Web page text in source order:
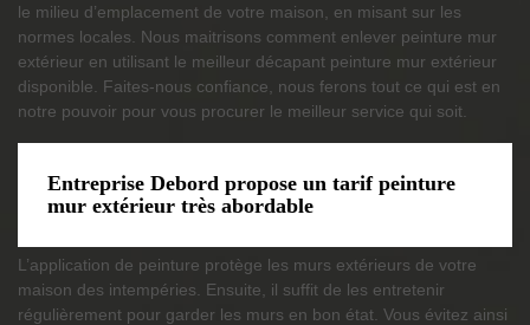
le milieu d’emplacement de votre maison, en misant sur les
normes locales. Nous maitrisons comment enlever peinture mur
extérieur en utilisant le meilleur décapant peinture mur extérieur
disponible. Faites-nous confiance, nous ferons tout ce qui est en
notre pouvoir pour vous procurer le meilleur service qui soit.
Entreprise Debord propose un tarif peinture
mur extérieur très abordable
L’application de peinture protège les murs extérieurs de votre
maison des intempéries. Ensuite, il suffit de les entretenir
régulièrement pour garder les murs en bon état. Vous évitez ainsi